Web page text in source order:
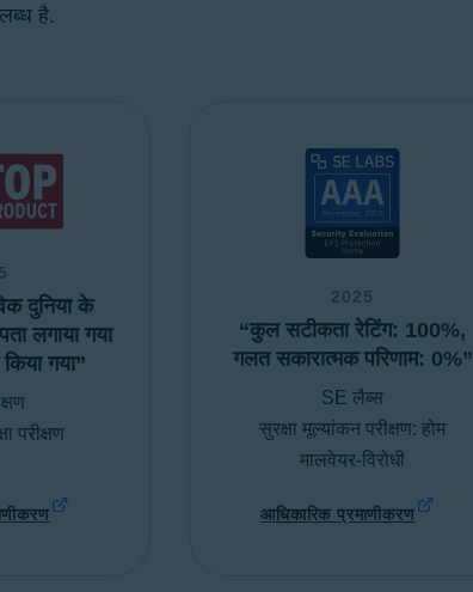
है.
दुनिया के
लगाया गया
गया”
परीक्षण
2025
“कुल सटीकता रेटिंग: 100%,
गलत सकारात्मक परिणाम: 0%”
SE लैब्स
सुरक्षा मूल्यांकन परीक्षण: होम
मालवेयर-विरोधी
आधिकारिक प्रमाणीकरण